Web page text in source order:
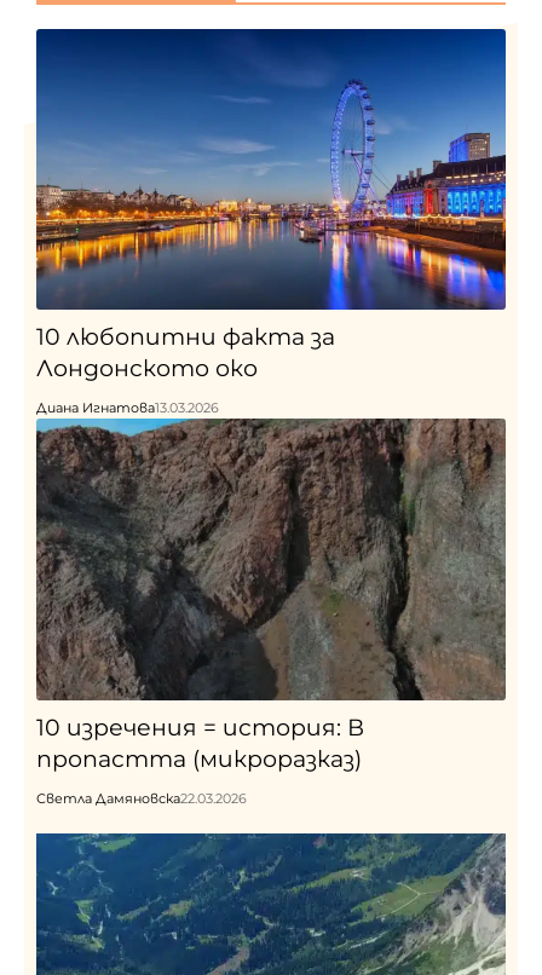
10 любопитни факта за
Лондонското око
Диана Игнатова13.03.2026
10 изречения = история: В
пропастта (микроразказ)
Светла Дамяновска22.03.2026